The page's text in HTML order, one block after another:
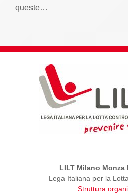
queste…
LILT Milano Monza
Lega Italiana per la
Struttura